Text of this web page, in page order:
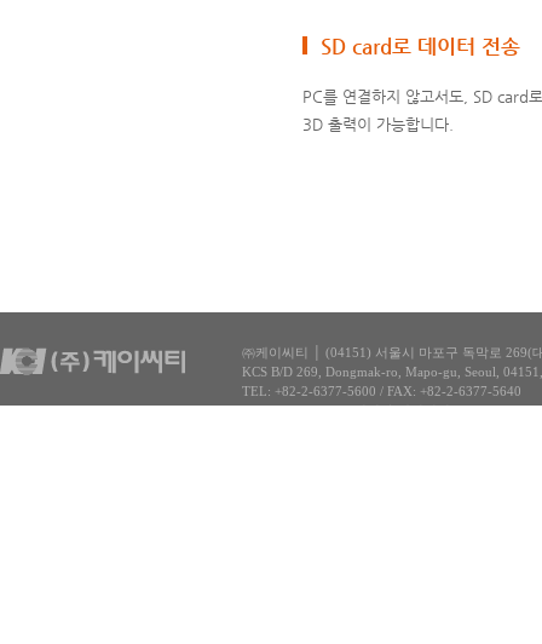
SD card로 데이터 전송
PC를 연결하지 않고서도, SD card
3D 출력이 가능합니다.
㈜케이씨티 │ (04151) 서울시 마포구 독막로 269(
KCS B/D 269, Dongmak-ro, Mapo-gu, Seoul,
TEL: +82-2-6377-5600 / FAX: +82-2-6377-5640
COPYRIGHT(C) 주식회사 케이씨티. ALL RIGHTS